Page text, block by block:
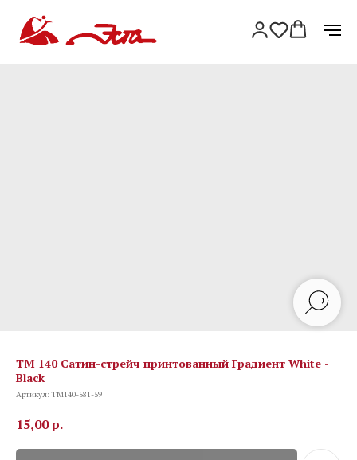
TM 140 Сатин-стрейч принтованный Градиент White -
Black
Артикул:TM140-581-59
15,00р.